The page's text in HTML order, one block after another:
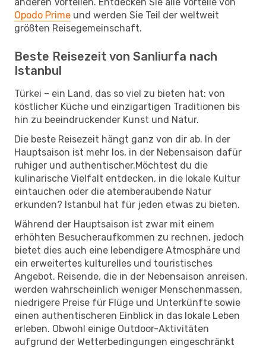
Opodo Prime und werden Sie Teil der weltweit
größten Reisegemeinschaft.
Beste Reisezeit von Sanliurfa nach
Istanbul
Türkei – ein Land, das so viel zu bieten hat: von
köstlicher Küche und einzigartigen Traditionen bis
hin zu beeindruckender Kunst und Natur.
Die beste Reisezeit hängt ganz von dir ab. In der
Hauptsaison ist mehr los, in der Nebensaison dafür
ruhiger und authentischer.Möchtest du die
kulinarische Vielfalt entdecken, in die lokale Kultur
eintauchen oder die atemberaubende Natur
erkunden? Istanbul hat für jeden etwas zu bieten.
Während der Hauptsaison ist zwar mit einem
erhöhten Besucheraufkommen zu rechnen, jedoch
bietet dies auch eine lebendigere Atmosphäre und
ein erweitertes kulturelles und touristisches
Angebot. Reisende, die in der Nebensaison anreisen,
werden wahrscheinlich weniger Menschenmassen,
niedrigere Preise für Flüge und Unterkünfte sowie
einen authentischeren Einblick in das lokale Leben
erleben. Obwohl einige Outdoor-Aktivitäten
aufgrund der Wetterbedingungen eingeschränkt